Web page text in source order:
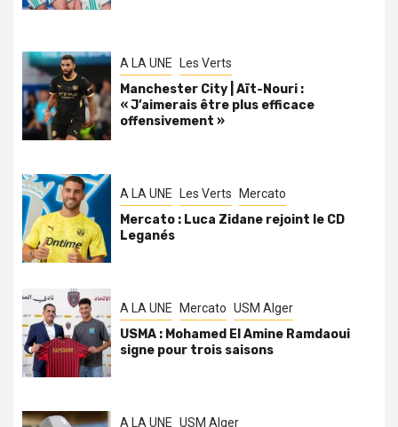
A LA UNE Les Verts
Manchester City | Aït-Nouri :
« J’aimerais être plus efficace
offensivement »
A LA UNE Les Verts Mercato
Mercato : Luca Zidane rejoint le CD
Leganés
A LA UNE Mercato USM Alger
USMA : Mohamed El Amine Ramdaoui
signe pour trois saisons
A LA UNE USM Alger